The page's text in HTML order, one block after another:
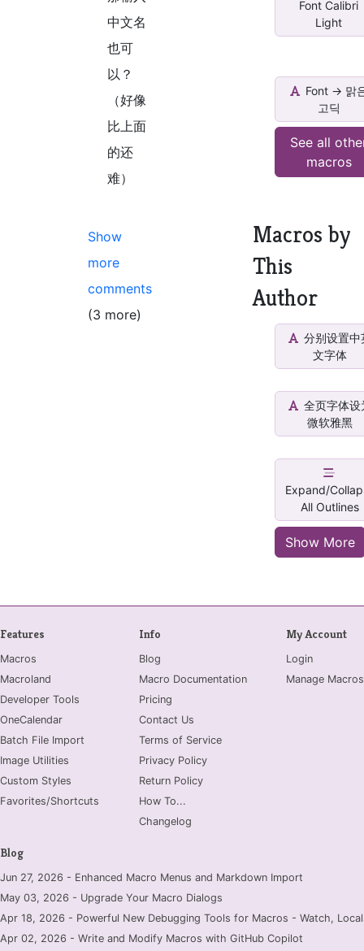
中文名
也可
以？
（好像
比上面
的还
难）
Show
more
comments
(3 more)
Font Calibri
Light
Font -> 맑
고딕
See all
macros
Macros by
This
Author
分别设置中
文字体
全页字体设
微软雅黑
Expand/
All Outlines
Show More
Features
Macros
Macroland
Developer Tools
OneCalendar
Batch File Import
Image Utilities
Custom Styles
Favorites/Shortcuts
Info
Blog
Macro Documentation
Pricing
Contact Us
Terms of Service
Privacy Policy
Return Policy
How To...
Changelog
My Account
Login
Manage Macros
Blog
Jun 27, 2026 - Enhanced Macro Menus and Markdown Import
May 03, 2026 - Upgrade Your Macro Dialogs
Apr 18, 2026 - Powerful New Debugging Tools for Macros - Watch,
Apr 02, 2026 - Write and Modify Macros with GitHub Copilot